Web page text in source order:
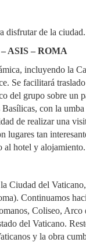
disfrutar de la
ASIS – ROMA
incluyendo la
Se facilitará
del grupo sobre un
con la
de realizar una
lugares tan
al hotel y alojamiento.
Ciudad del
Continuamos
Coliseo, Arco
del Vaticano.
y la obra